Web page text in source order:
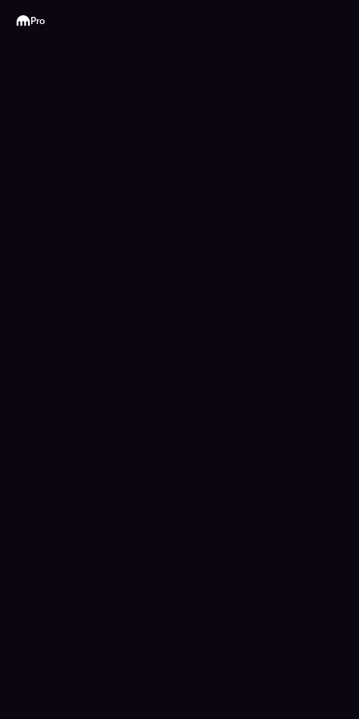
Kraken
Pro